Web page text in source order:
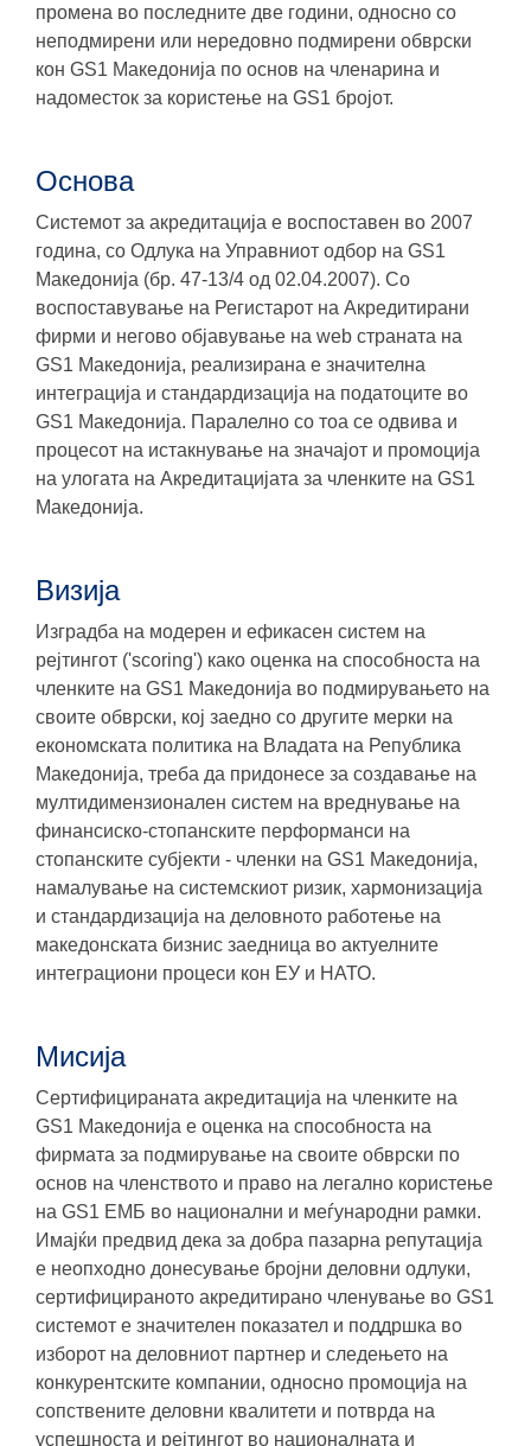
промена во последните две години, односно со
неподмирени или нередовно подмирени обврски
кон GS1 Македонија по основ на членарина и
надоместок за користење на GS1 бројот.
Основa
Системот за акредитација е воспоставен во 2007
година, со Одлука на Управниот одбор на GS1
Македонија (бр. 47-13/4 од 02.04.2007). Со
воспоставување на Регистарот на Акредитирани
фирми и негово објавување на web страната на
GS1 Македонија, реализирана е значителна
интеграција и стандардизација на податоците во
GS1 Македонија. Паралелно со тоа се одвива и
процесот на истакнување на значајот и промоција
на улогата на Акредитацијата за членките на GS1
Македонија.
Визија
Изградба на модерен и ефикасен систем на
рејтингот ('scoring') како оценка на способноста на
членките на GS1 Македонија во подмирувањето на
своите обврски, кој заедно со другите мерки на
економската политика на Владата на Република
Македонија, треба да придонесе за создавање на
мултидимензионален систем на вреднување на
финансиско-стопанските перформанси на
стопанските субјекти - членки на GS1 Македонија,
намалување на системскиот ризик, хармонизација
и стандардизација на деловното работење на
македонската бизнис заедница во актуелните
интеграциони процеси кон ЕУ и НАТО.
Мисија
Сертифицираната акредитација на членките на
GS1 Македонија е оценка на способноста на
фирмата за подмирување на своите обврски по
основ на членството и право на легално користење
на GS1 ЕМБ во национални и меѓународни рамки.
Имајќи предвид дека за добра пазарна репутација
е неопходно донесување бројни деловни одлуки,
сертифицираното акредитирано членување во GS1
системот е значителен показател и поддршка во
изборот на деловниот партнер и следењето на
конкурентските компании, односно промоција на
сопствените деловни квалитети и потврда на
успешноста и рејтингот во националната и